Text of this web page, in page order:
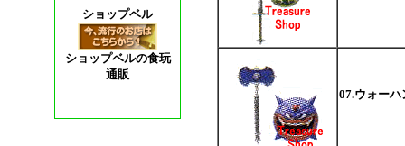
ショップベル
ショップベルの食玩
通販
07.ウォー